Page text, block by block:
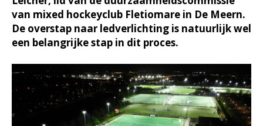
van mixed hockeyclub Fletiomare in De Meern.
De overstap naar ledverlichting is natuurlijk wel
een belangrijke stap in dit proces.